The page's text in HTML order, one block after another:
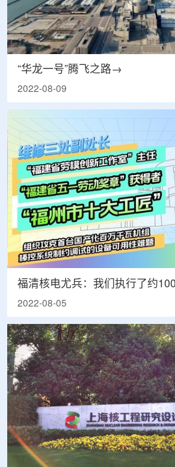
“华龙一号”腾飞之路→
2022-08-09
福清核电尤兵：我们执行了约
2022-08-05